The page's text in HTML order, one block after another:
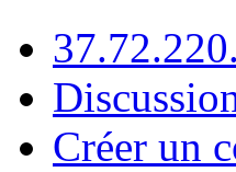
Créer un